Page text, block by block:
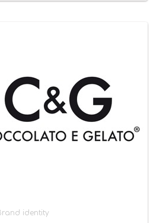
identity